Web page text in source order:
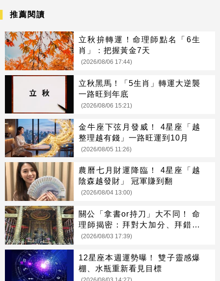
推薦閱讀
立秋拚轉運！命理師點名「6生
肖」：把握黃金7天
(2026/08/06 17:44)
立秋黑馬！「5生肖」轉運大逆襲
一路旺到年底
(2026/08/06 15:21)
金牛座下弦月發威！ 4星座「越
整理越有錢」一路旺運到10月
(2026/08/05 11:26)
農曆七月財運降臨！ 4星座「越
陰森越發財」 冠軍賺到翻
(2026/08/04 13:00)
關公「拿書or持刀」大不同！ 命
理師揭密：拜對大加分、拜錯恐
虧本
(2026/08/03 17:39)
12星座本週運勢曝！ 雙子靈感爆
棚、水瓶重新看見目標